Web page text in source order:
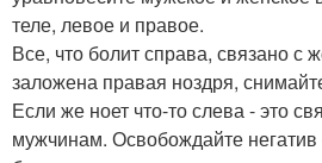
теле, левое и правое.
Все, что болит справа, связано с
заложена правая ноздря,
Если же ноет что-то слева - это
мужчинам. Освобождайте